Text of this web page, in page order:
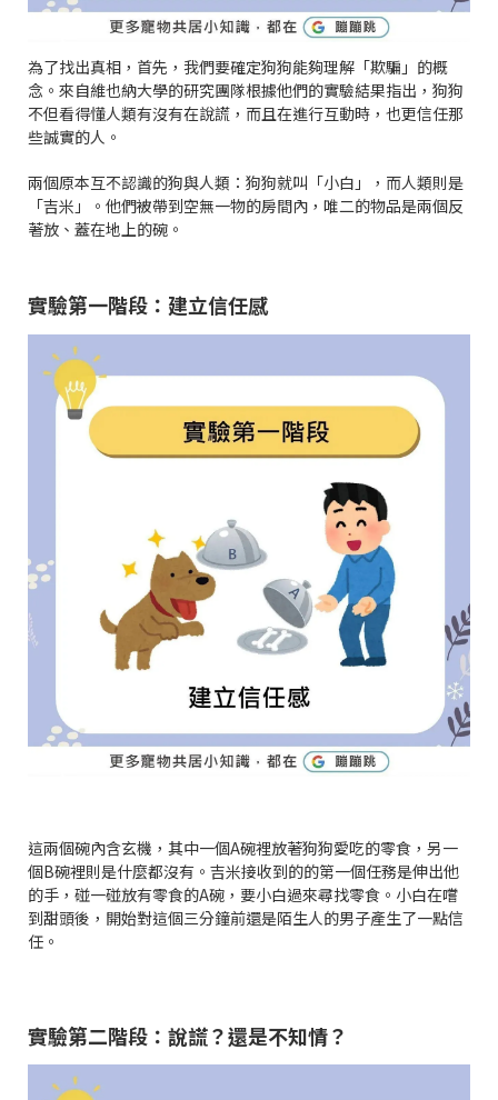
為了找出真相，首先，我們要確定狗狗能夠理解「欺騙」的概
念。來自維也納大學的研究團隊根據他們的實驗結果指出，狗狗
不但看得懂人類有沒有在說謊，而且在進行互動時，也更信任那
些誠實的人。
兩個原本互不認識的狗與人類：狗狗就叫「小白」，而人類則是
「吉米」。他們被帶到空無一物的房間內，唯二的物品是兩個反
著放、蓋在地上的碗。
實驗第一階段：建立信任感
這兩個碗內含玄機，其中一個A碗裡放著狗狗愛吃的零食，另一
個B碗裡則是什麼都沒有。吉米接收到的的第一個任務是伸出他
的手，碰一碰放有零食的A碗，要小白過來尋找零食。小白在嚐
到甜頭後，開始對這個三分鐘前還是陌生人的男子產生了一點信
任。
實驗第二階段：說謊？還是不知情？